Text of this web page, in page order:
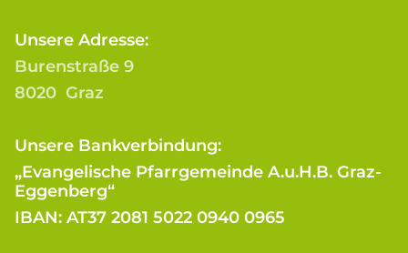
Unsere Adresse:
Burenstraße 9
8020 Graz
Unsere Bankverbindung:
„Evangelische Pfarrgemeinde A.u.H.B. Graz-
Eggenberg“
IBAN: AT37 2081 5022 0940 0965